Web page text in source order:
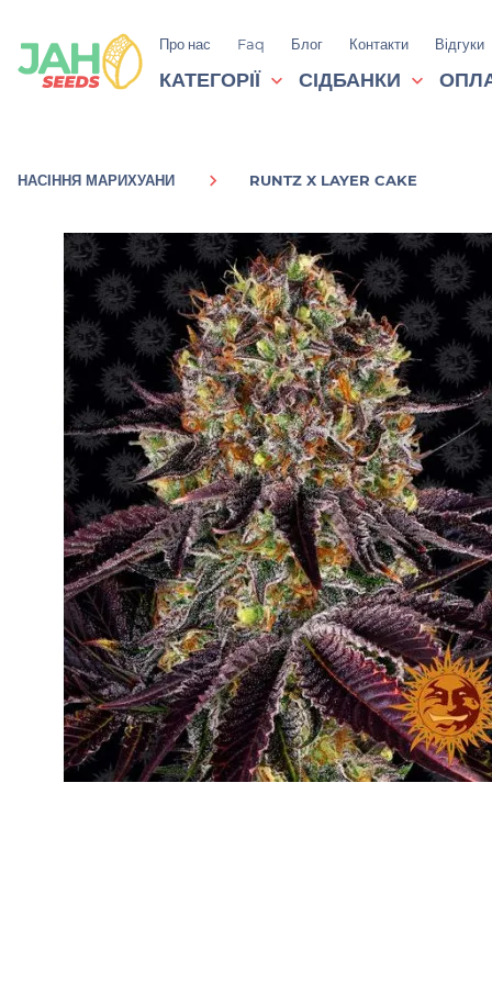
Про нас Faq Блог Контакти Відгуки
КАТЕГОРІЇ СІДБАНКИ
НАСІННЯ МАРИХУАНИ RUNTZ X LAYER CAKE